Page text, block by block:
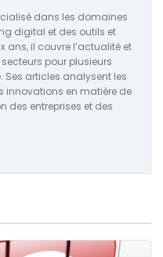
dans les domaines
digital et des outils et
ans, il couvre l’actualité et
pour plusieurs
Ses articles analysent les
innovations en matière de
des entreprises et des